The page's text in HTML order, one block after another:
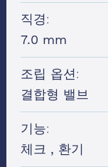
Email
직경:
7.0 mm
조립 옵션:
결합형 밸브
기능:
체크 , 환기